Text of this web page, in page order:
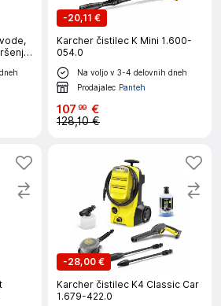
-20,11 €
Karcher čistilec K Mini 1.600-
054.0
Na voljo v 3-4 delovnih dneh
Prodajalec Panteh
107 99 €
128,10 €
-28,00 €
Karcher čistilec K4 Classic Car
1.679-422.0